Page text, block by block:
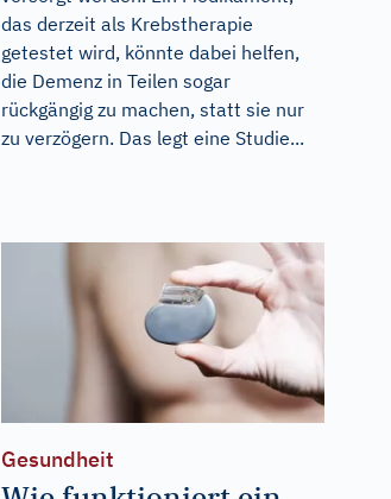
das derzeit als Krebstherapie
getestet wird, könnte dabei helfen,
die Demenz in Teilen sogar
rückgängig zu machen, statt sie nur
zu verzögern. Das legt eine Studie...
Gesundheit